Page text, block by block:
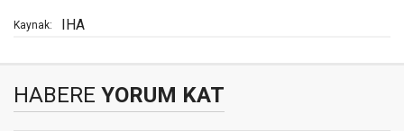
Kaynak: IHA
HABERE YORUM KAT